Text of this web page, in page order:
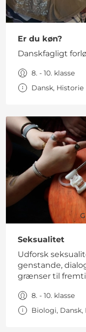
Er du køn?
Danskfagligt
8. - 10. klasse
Dansk, Historie
Seksualitet
Udforsk
genstande,
grænser til
8. - 10. klasse
Biologi, Dansk,